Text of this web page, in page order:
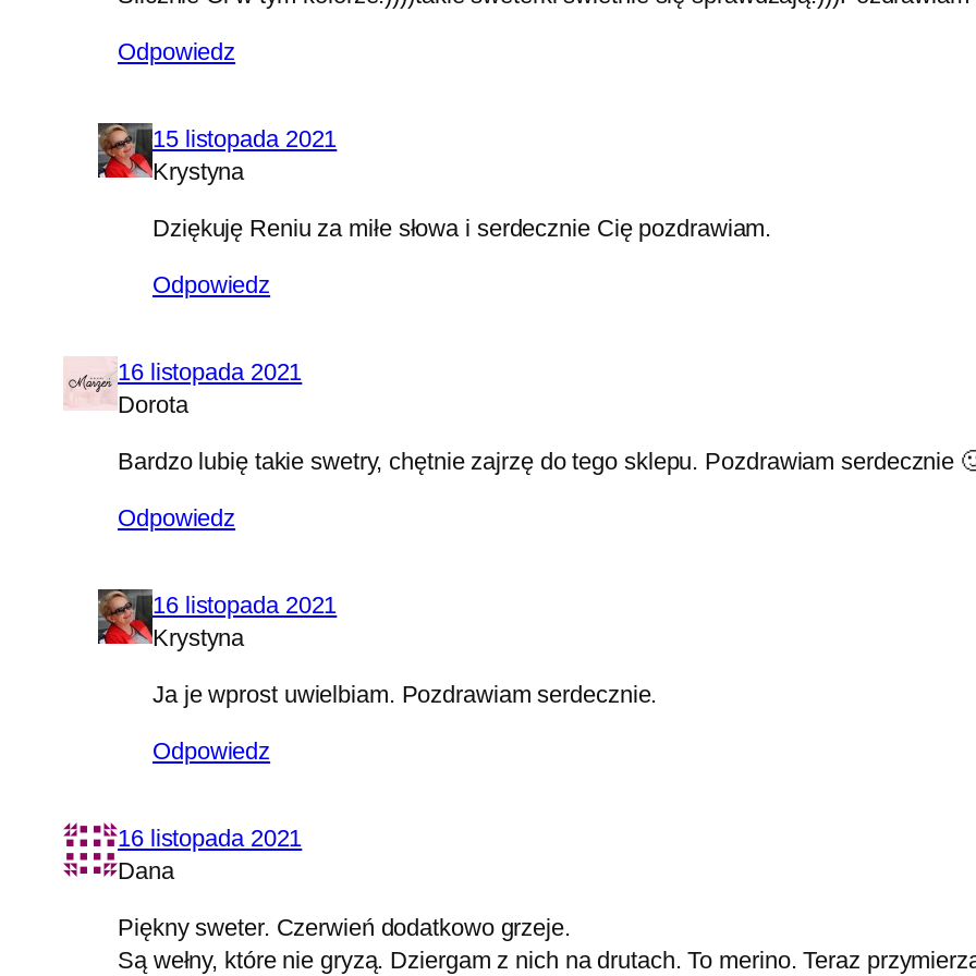
Odpowiedz
15 listopada 2021
Krystyna
Dziękuję Reniu za miłe słowa i serdecznie Cię pozdrawiam.
Odpowiedz
16 listopada 2021
Dorota
Bardzo lubię takie swetry, chętnie zajrzę do tego sklepu. Pozdrawiam serdecznie
Odpowiedz
16 listopada 2021
Krystyna
Ja je wprost uwielbiam. Pozdrawiam serdecznie.
Odpowiedz
16 listopada 2021
Dana
Piękny sweter. Czerwień dodatkowo grzeje.
Są wełny, które nie gryzą. Dziergam z nich na drutach. To merino. Teraz